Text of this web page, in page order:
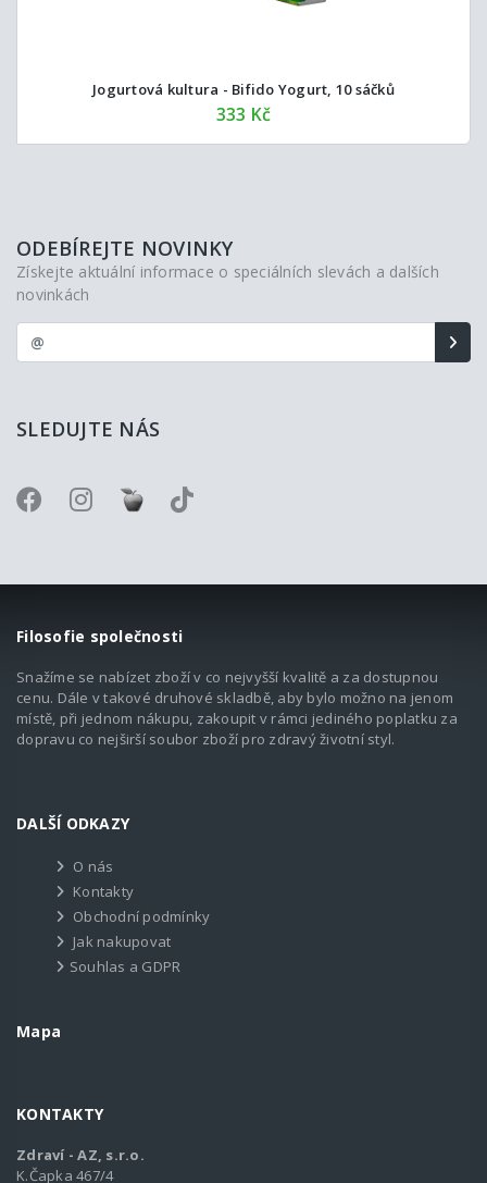
Jogurtová kultura - Bifido Yogurt, 10 sáčků
333 Kč
ODEBÍREJTE NOVINKY
Získejte aktuální informace o speciálních slevách a dalších
novinkách
SLEDUJTE NÁS
Filosofie společnosti
Snažíme se nabízet zboží v co nejvyšší kvalitě a za dostupnou
cenu. Dále v takové druhové skladbě, aby bylo možno na jenom
místě, při jednom nákupu, zakoupit v rámci jediného poplatku za
dopravu co nejširší soubor zboží pro zdravý životní styl.
DALŠÍ ODKAZY
O nás
Kontakty
Obchodní podmínky
Jak nakupovat
Souhlas a GDPR
Mapa
KONTAKTY
Zdraví - AZ, s.r.o.
K.Čapka 467/4